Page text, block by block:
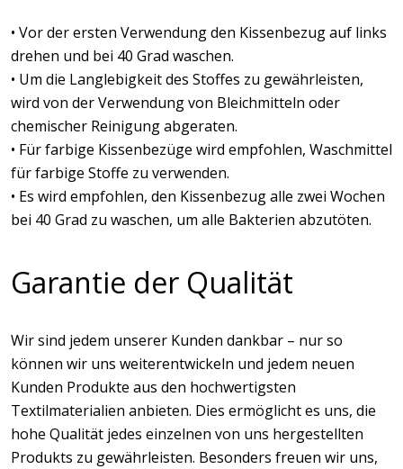
• Vor der ersten Verwendung den Kissenbezug auf links
drehen und bei 40 Grad waschen.
• Um die Langlebigkeit des Stoffes zu gewährleisten,
wird von der Verwendung von Bleichmitteln oder
chemischer Reinigung abgeraten.
• Für farbige Kissenbezüge wird empfohlen, Waschmittel
für farbige Stoffe zu verwenden.
• Es wird empfohlen, den Kissenbezug alle zwei Wochen
bei 40 Grad zu waschen, um alle Bakterien abzutöten.
Garantie der Qualität
Wir sind jedem unserer Kunden dankbar – nur so
können wir uns weiterentwickeln und jedem neuen
Kunden Produkte aus den hochwertigsten
Textilmaterialien anbieten. Dies ermöglicht es uns, die
hohe Qualität jedes einzelnen von uns hergestellten
Produkts zu gewährleisten. Besonders freuen wir uns,